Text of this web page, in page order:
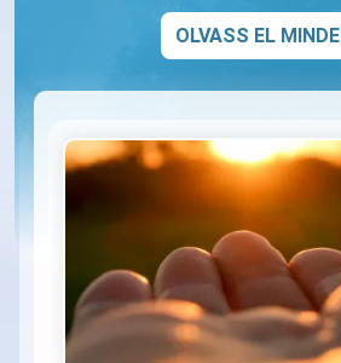
OLVASS EL